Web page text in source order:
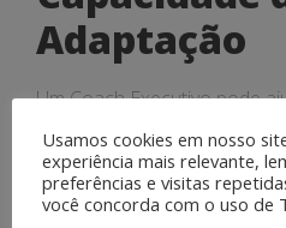
Adaptação
Um Coach Executivo pode
desenvolver resiliência e
diante de desafios e
trabalho. Isso pode torná-
lidar com situações
Usamos cookies em nosso
experiência mais relevante,
preferências e visitas
você concorda com o uso de